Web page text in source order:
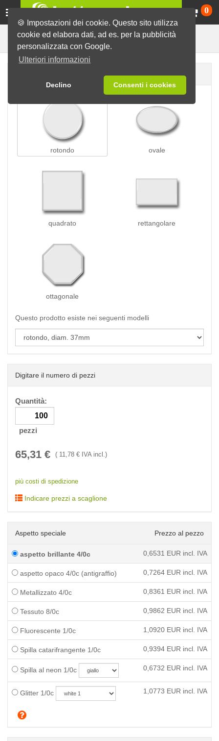
🍪 Impostazioni dei cookie. Questo sito utilizza
cookie ed elabora dati, ad es. per la pubblicità
personalizzata con Google.
Ulteriori informazioni
Declino Consenti i cookies
0
Spille Spille da appuntare
rotondo ovale
quadrato rettangolare
ottagonale
Questo prodotto esiste nei seguenti modelli
Digitare il numero di pezzi
Quantità:
pezzi
65,31 € ( 11,78 € IVA incl.)
più costi di spedizione
Indicare prezzi a scaglione
Aspetto speciale Prezzo al pezzo
aspetto brillante 4/0c 0,6531 EUR incl. IVA
aspetto opaco 4/0c (antigraffio) 0,7264 EUR incl. IVA
Metallizzato 4/0c 0,8361 EUR incl. IVA
Tessuto 8/0c 0,9862 EUR incl. IVA
Fluorescente 1/0c 1,0920 EUR incl. IVA
Spilla catarifrangente 1/0c 0,9394 EUR incl. IVA
Spilla al neon 1/0c 0,6732 EUR incl. IVA
Glitter 1/0c 1,0773 EUR incl. IVA